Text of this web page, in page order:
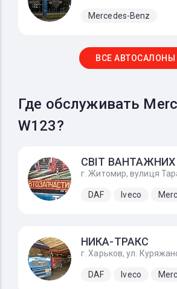
Mercedes-Benz
ВСЕ АВТОСАЛОНЫ
Где обслуживать
W123?
DAF Iveco
НИКА-ТРАКС
г. Харьков, ул.
DAF Iveco